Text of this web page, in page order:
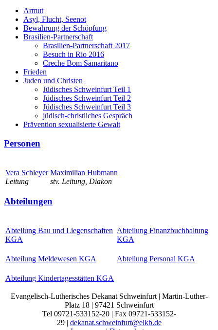
Armut
Asyl, Flucht, Seenot
Bewahrung der Schöpfung
Brasilien-Partnerschaft
Brasilien-Partnerschaft 2017
Besuch in Rio 2016
Creche Bom Samaritano
Frieden
Juden und Christen
Jüdisches Schweinfurt Teil 1
Jüdisches Schweinfurt Teil 2
Jüdisches Schweinfurt Teil 3
jüdisch-christliches Gespräch
Prävention sexualisierte Gewalt
Personen
Vera Schleyer
Leitung
Maximilian Hubmann
stv. Leitung, Diakon
Abteilungen
Abteilung Bau und Liegenschaften
KGA
Abteilung Finanzbuchhaltung
KGA
Abteilung Meldewesen KGA Abteilung Personal KGA
Abteilung Kindertagesstätten KGA
Evangelisch-Lutherisches Dekanat Schweinfurt | Martin-Luther-
Platz 18 | 97421 Schweinfurt
Tel 09721-533152-20 | Fax 09721-533152-
29 | dekanat.schweinfurt@elkb.de